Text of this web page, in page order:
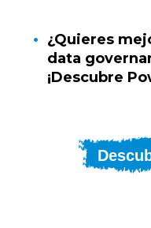
¿Quieres
data
¡Descubre